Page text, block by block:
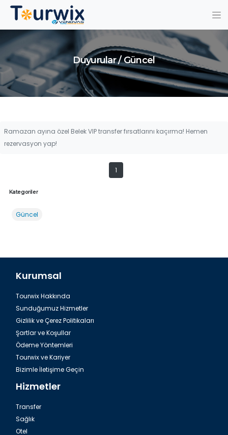
Duyurular / Güncel
Ramazan ayına özel Belek VIP transfer fırsatlarını kaçırma! Hemen
rezervasyon yap!
1
Kategoriler
Güncel
Kurumsal
Tourwix Hakkında
Sunduğumuz Hizmetler
Gizlilik ve Çerez Politikaları
Şartlar ve Koşullar
Ödeme Yöntemleri
Tourwix ve Kariyer
Bizimle İletişime Geçin
Hizmetler
Transfer
Sağlık
Otel